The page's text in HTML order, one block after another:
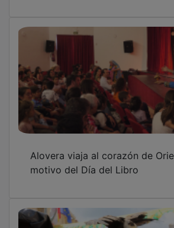
motivo del Día del Libro